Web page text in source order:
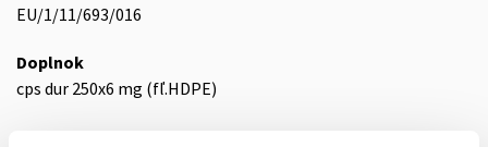
EU/1/11/693/016
Doplnok
cps dur 250x6 mg (fľ.HDPE)